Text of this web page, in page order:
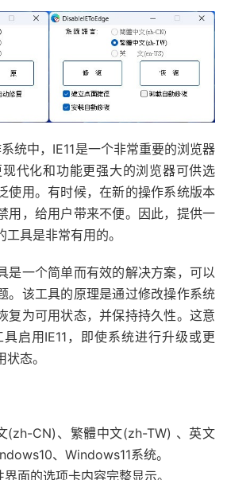
统中，IE11是一个非常重要的浏览器
代化和功能更强大的浏览器可供选
使用。有时候，在新的操作系统版本
用，给用户带来不便。因此，提供一
具是非常有用的。
是一个简单而有效的解决方案，可以
。该工具的原理是通过修改操作系统
复为可用状态，并保持持久性。这意
启用IE11，即使系统进行升级或更
态。
(zh-CN)、繁體中文(zh-TW) 、英文
、Windows11系统。
面的选项卡内容完整显示。